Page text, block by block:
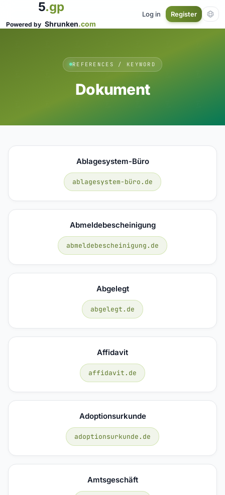
5.gp
Powered by Shrunken.com
Log in Register
REFERENCES / KEYWORD
Dokument
Ablagesystem-Büro
ablagesystem-büro.de
Abmeldebescheinigung
abmeldebescheinigung.de
Abgelegt
abgelegt.de
Affidavit
affidavit.de
Adoptionsurkunde
adoptionsurkunde.de
Amtsgeschäft